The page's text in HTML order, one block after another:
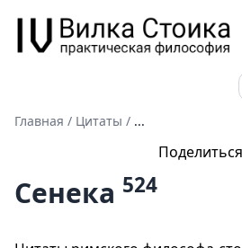
Главная / Цитаты / ...
Сенека 524